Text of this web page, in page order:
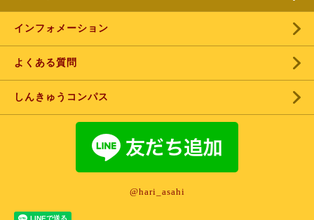
インフォメーション
よくある質問
しんきゅうコンパス
@hari_asahi